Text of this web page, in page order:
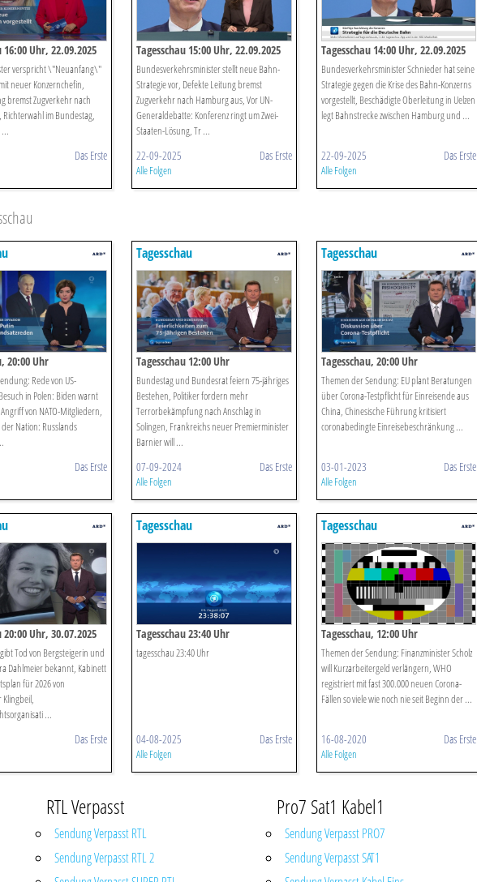
16:00 Uhr, 22.09.2025
verspricht \"Neuanfang\"
neuer Konzernchefin,
bremst Zugverkehr nach
im Bundestag,
Das Erste
Tagesschau 15:00 Uhr, 22.09.2025
Bundesverkehrsminister stellt neue Bahn-
Strategie vor, Defekte Leitung bremst
Zugverkehr nach Hamburg aus, Vor UN-
Generaldebatte: Konferenz ringt um Zwei-
Staaten-Lösung, Tr ...
22-09-2025 Das Erste
Alle Folgen
Tagesschau 14:00 Uhr, 22.09.2025
Bundesverkehrsminister Schnieder hat seine
Strategie gegen die Krise des Bahn-Konzerns
vorgestellt, Beschädigte Oberleitung in Uelzen
legt Bahnstrecke zwischen Hamburg und ...
22-09-2025 Das Erste
Alle Folgen
20:00 Uhr
Rede von US-
in Polen: Biden warnt
von NATO-Mitgliedern,
der Nation: Russlands
Das Erste
Tagesschau
Tagesschau 12:00 Uhr
Bundestag und Bundesrat feiern 75-jähriges
Bestehen, Politiker fordern mehr
Terrorbekämpfung nach Anschlag in
Solingen, Frankreichs neuer Premierminister
Barnier will ...
07-09-2024 Das Erste
Alle Folgen
Tagesschau
Tagesschau, 20:00 Uhr
Themen der Sendung: EU plant Beratungen
über Corona-Testpflicht für Einreisende aus
China, Chinesische Führung kritisiert
coronabedingte Einreisebeschränkung ...
03-01-2023 Das Erste
Alle Folgen
20:00 Uhr, 30.07.2025
Tod von Bergsteigerin und
Dahlmeier bekannt, Kabinett
für 2026 von
Klingbeil,
...
Das Erste
Tagesschau
Tagesschau 23:40 Uhr
tagesschau 23:40 Uhr
04-08-2025 Das Erste
Alle Folgen
Tagesschau
Tagesschau, 12:00 Uhr
Themen der Sendung: Finanzminister Scholz
will Kurzarbeitergeld verlängern, WHO
registriert mit fast 300.000 neuen Corona-
Fällen so viele wie noch nie seit Beginn der ...
16-08-2020 Das Erste
Alle Folgen
RTL Verpasst
Sendung Verpasst RTL
Sendung Verpasst RTL 2
Pro7 Sat1 Kabel1
Sendung Verpasst PRO7
Sendung Verpasst SAT1